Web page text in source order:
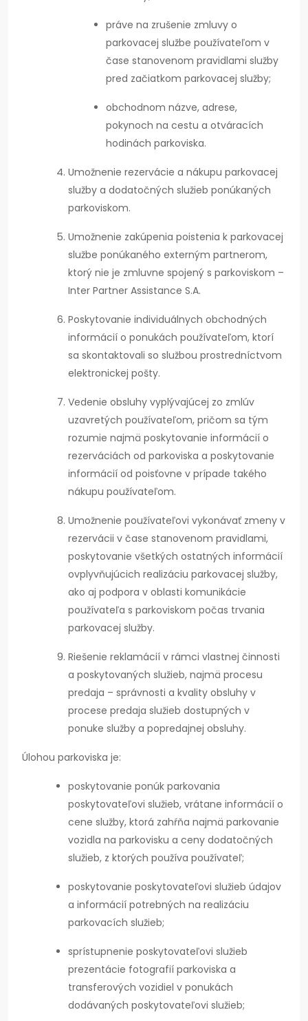
práve na zrušenie zmluvy o
parkovacej službe používateľom v
čase stanovenom pravidlami služby
pred začiatkom parkovacej služby;
obchodnom názve, adrese,
pokynoch na cestu a otváracích
hodinách parkoviska.
Umožnenie rezervácie a nákupu parkovacej
služby a dodatočných služieb ponúkaných
parkoviskom.
Umožnenie zakúpenia poistenia k parkovacej
službe ponúkaného externým partnerom,
ktorý nie je zmluvne spojený s parkoviskom –
Inter Partner Assistance S.A.
Poskytovanie individuálnych obchodných
informácií o ponukách používateľom, ktorí
sa skontaktovali so službou prostredníctvom
elektronickej pošty.
Vedenie obsluhy vyplývajúcej zo zmlúv
uzavretých používateľom, pričom sa tým
rozumie najmä poskytovanie informácií o
rezerváciách od parkoviska a poskytovanie
informácií od poisťovne v prípade takého
nákupu používateľom.
Umožnenie používateľovi vykonávať zmeny v
rezervácii v čase stanovenom pravidlami,
poskytovanie všetkých ostatných informácií
ovplyvňujúcich realizáciu parkovacej služby,
ako aj podpora v oblasti komunikácie
používateľa s parkoviskom počas trvania
parkovacej služby.
Riešenie reklamácií v rámci vlastnej činnosti
a poskytovaných služieb, najmä procesu
predaja – správnosti a kvality obsluhy v
procese predaja služieb dostupných v
ponuke služby a popredajnej obsluhy.
Úlohou parkoviska je:
poskytovanie ponúk parkovania
poskytovateľovi služieb, vrátane informácií o
cene služby, ktorá zahŕňa najmä parkovanie
vozidla na parkovisku a ceny dodatočných
služieb, z ktorých používa používateľ;
poskytovanie poskytovateľovi služieb údajov
a informácií potrebných na realizáciu
parkovacích služieb;
sprístupnenie poskytovateľovi služieb
prezentácie fotografií parkoviska a
transferových vozidiel v ponukách
dodávaných poskytovateľovi služieb;